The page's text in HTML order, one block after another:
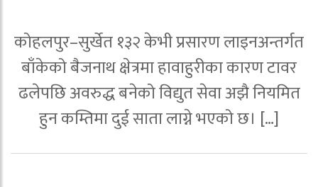
कोहलपुर–सुर्खेत १३२ केभी प्रसारण लाइनअन्तर्गत
बाँकेको बैजनाथ क्षेत्रमा हावाहुरीका कारण टावर
ढलेपछि अवरुद्ध बनेको विद्युत सेवा अझै नियमित
हुन कम्तिमा दुई साता लाग्ने भएको छ। […]